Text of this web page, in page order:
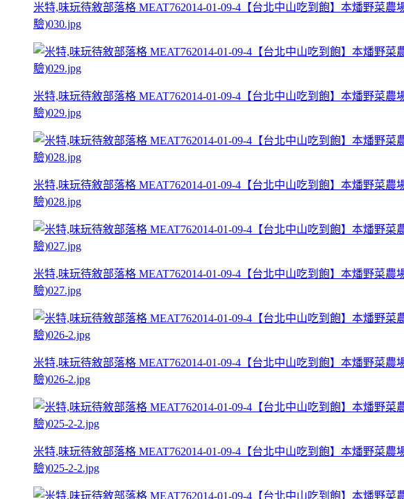
米特,味玩待敘部落格 MEAT762014-01-09-4【台北中山吃到飽】本燔野菜
驗)030.jpg
米特,味玩待敘部落格 MEAT762014-01-09-4【台北中山吃到飽】本燔野菜
驗)029.jpg
米特,味玩待敘部落格 MEAT762014-01-09-4【台北中山吃到飽】本燔野菜
驗)028.jpg
米特,味玩待敘部落格 MEAT762014-01-09-4【台北中山吃到飽】本燔野菜
驗)027.jpg
米特,味玩待敘部落格 MEAT762014-01-09-4【台北中山吃到飽】本燔野菜
驗)026-2.jpg
米特,味玩待敘部落格 MEAT762014-01-09-4【台北中山吃到飽】本燔野菜
驗)025-2-2.jpg